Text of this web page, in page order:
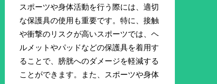
スポーツや身体活動を行う際には、適切
な保護具の使用も重要です。特に、接触
や衝撃のリスクが高いスポーツでは、ヘ
ルメットやパッドなどの保護具を着用す
ることで、膀胱へのダメージを軽減する
ことができます。また、スポーツや身体